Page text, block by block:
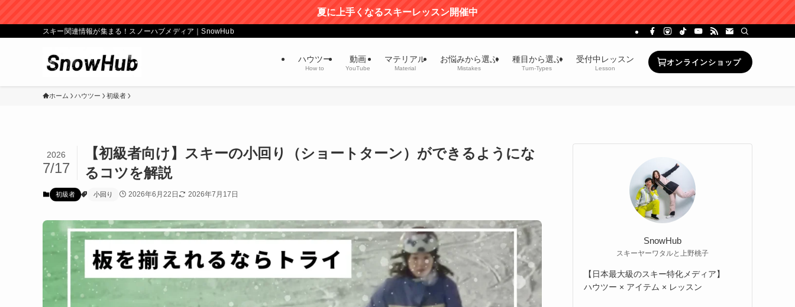
夏に上手くなるスキーレッスン開催中
スキー関連情報が集まる！スノーハブメディア｜SnowHub
ハウツー
How to
動画
YouTube
マテリアル
Material
お悩みから選ぶ
Mistakes
種目から選ぶ
Turn-Types
受付中レッスン
Lesson
オンラインショップ
ホーム ハウツー 初級者
【初級者向け】スキーの小回り（ショートターン）ができるようにな
るコツを解説
2026
7/17
初級者 小回り 2026年6月22日 2026年7月17日
SnowHub
スキーヤーワタルと上野桃子
【日本最大級のスキー特化メディア】
ハウツー × アイテム × レッスン